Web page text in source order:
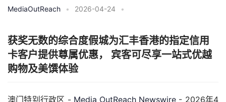
MediaOutReach • 2026-04-24 •
获奖无数的综合度假城为汇丰香港的指定信用
卡客户提供尊属优惠， 宾客可尽享一站式优越
购物及美馔体验
澳门特别行政区 - Media OutReach Newswire - 2026年4